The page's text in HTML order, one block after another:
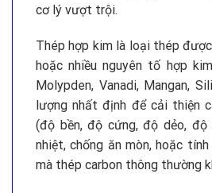
cơ lý vượt trội.
Thép hợp kim là loại thép
hoặc nhiều nguyên tố hợp
Molypden, Vanadi, Mangan,
lượng nhất định để cải thiện
(độ bền, độ cứng, độ dẻo, độ
nhiệt, chống ăn mòn, hoặc
mà thép carbon thông thường